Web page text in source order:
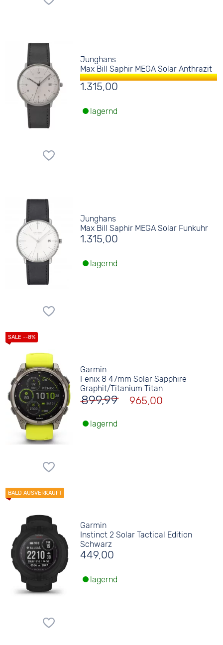
Junghans
Max Bill Saphir MEGA Solar Anthrazit
1.315,00
lagernd
Junghans
Max Bill Saphir MEGA Solar Funkuhr
1.315,00
lagernd
Garmin
Fenix 8 47mm Solar Sapphire
Graphit/Titanium Titan
899,99 965,00
lagernd
Garmin
Instinct 2 Solar Tactical Edition
Schwarz
449,00
lagernd